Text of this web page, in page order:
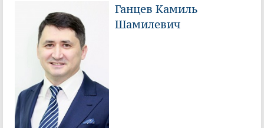
Ганцев Камиль
Шамилевич